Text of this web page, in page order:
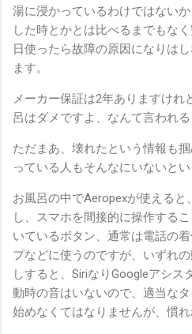
湯に浸かっているわけではない
した時とかとは比べるまでもな
日使ったら故障の原因になりは
ます。
メーカー保証は2年ありますけ
呂はダメですよ、なんて言われる
ただまあ、壊れたという情報も
っている人もそんなにいないと
お風呂の中でAeropexが使える
し、スマホを間接的に操作する
いているボタン、通常は電話の
プなどに使うのですが、いずれ
しすると、SiriなりGoogleアシス
動時の音はいないので、適当な
始めなくてはなりませんが、慣